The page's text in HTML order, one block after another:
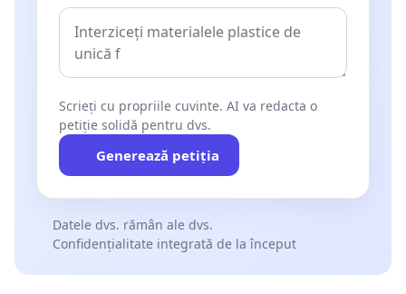
Scrieți cu propriile cuvinte. AI va redacta o
petiție solidă pentru dvs.
Generează petiția
Datele dvs. rămân ale dvs.
Confidențialitate integrată de la început